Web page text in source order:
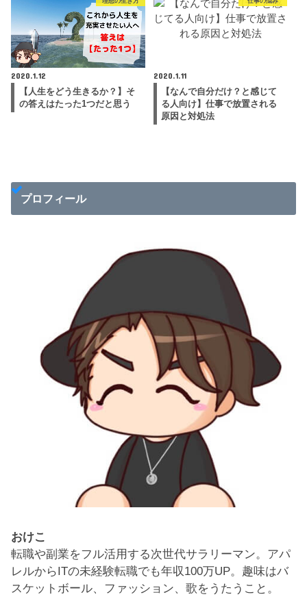
2020.1.12
【人生をどう生きるか？】そ
の答えはたった1つだと思う
2020.1.11
【なんで自分だけ？と感じて
る人向け】仕事で放置される
原因と対処法
プロフィール
おけこ
転職や副業をフル活用する次世代サラリーマン。アパ
レルからITの未経験転職でも年収100万UP。趣味はバ
スケットボール、ファッション、歌をうたうこと。